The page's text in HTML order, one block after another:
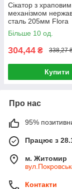
Сікатор з храповим
механізмом
сталь 205мм Flora
Більше 10 од.
304,44 ₴ 338,27
Купити
Про нас
95%
Працює з
м. Житомир
Контакти